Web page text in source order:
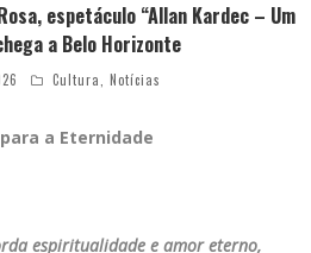
espetáculo “Allan Kardec – Um
a Belo Horizonte
Cultura, Notícias
a Eternidade
espiritualidade e amor eterno,